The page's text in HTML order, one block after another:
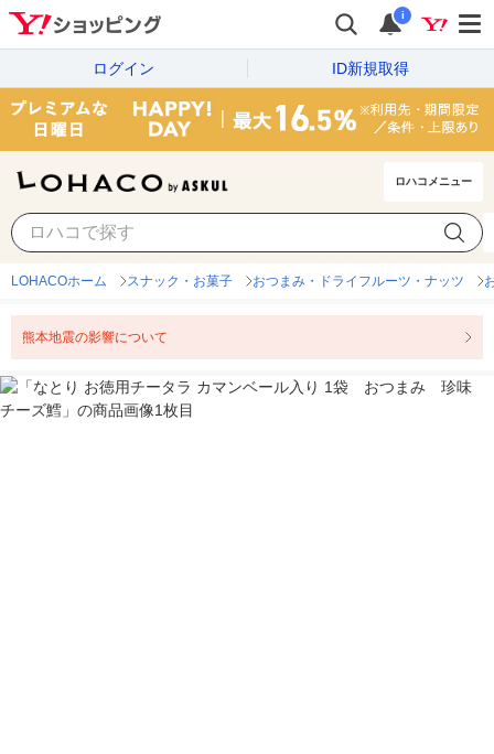
i
ログイン ID新規取得
ロハコメニュー
LOHACOホーム スナック・お菓子 おつまみ・ドライフルーツ・ナッツ
熊本地震の影響について